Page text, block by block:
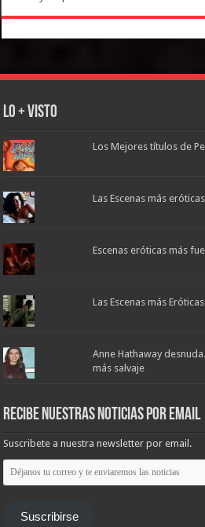
Lo + Visto
Los Mejores títulos de
Las Escenas más
Escenas eróticas más
Las Escenas más
Anne Hathaway
más salvaje
Recibe nuestras noticias por email
Suscribete a nuestra newsletter por email.
Déjanos
tu
correo
enviaremos
Suscribirse